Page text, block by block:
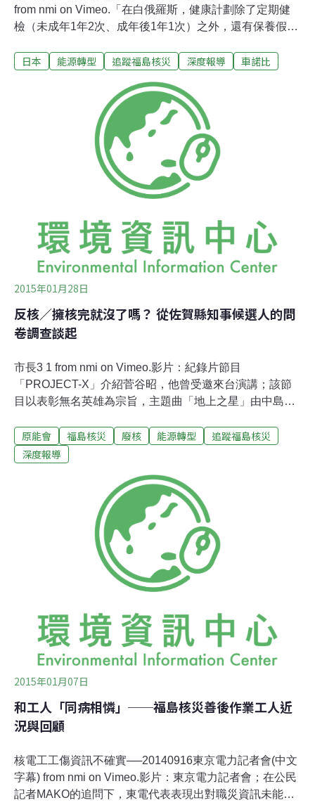
from nmi on Vimeo.「在白俄羅斯，健康計劃除了定期健
檢（未成年1年2次、成年後1年1次）之外，還有保養假
康的孩子在沒有污染的地方，吃安全的食物，悠閒地過日
養院休養；兩者費用都由國家負擔。」──白俄羅斯共和國
保健省親子部門部長艾雷娜波格坦
日本 能源轉型 追蹤福島核災 深度報導 車諾比
2015年01月28日
反核／擁核完就沒了嗎？ 從佐賀縣知事候選人的問
卷調查談起
市長3 1 from nmi on Vimeo.影片：紀錄片節目
「PROJECT-X」介紹菅谷昭，他曾受邀來台演講；該節
目以表彰無名英雄為宗旨，主題曲「地上之星」由中島美
台灣跟日本都剛剛經歷了重要的選舉，就核電議題來看，
在台灣，全國廢核行動平台對新北市議員候選人發動除役
果，多方評價為有利於重啟核電；然而，透過佐賀新聞對
該縣知事候選人的問卷調查，可見立場上較為細膩的不
原能會 福島核災 廢核 能源轉型
追蹤福島核災
深度報導
2015年01月07日
和工人「同病相憐」──福島核災善後作業工人近
況與回顧
核電工工傷資訊不確實──20140916東京電力記者會(中文
字幕) from nmi on Vimeo.影片：東京電力記者會；在公民
記者MAKO的追問下，東電代表表現出對職災資訊未能充